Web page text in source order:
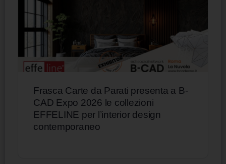
Frasca Carte da Parati presenta a B-
CAD Expo 2026 le collezioni
EFFELINE per l’interior design
contemporaneo